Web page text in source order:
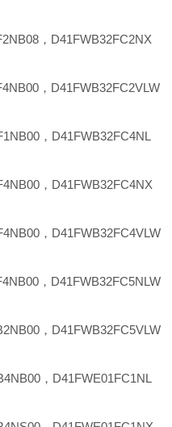
，D41FWB32FC2NX
，D41FWB32FC2VLW
，D41FWB32FC4NL
，D41FWB32FC4NX
，D41FWB32FC4VLW
，D41FWB32FC5NLW
，D41FWB32FC5VLW
，D41FWE01FC1NL